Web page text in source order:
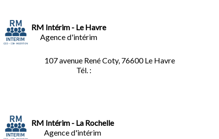
RM Intérim - Le Havre
Agence d'intérim
107 avenue René Coty, 76600 Le Havre
Tél. :
RM Intérim - La Rochelle
Agence d'intérim